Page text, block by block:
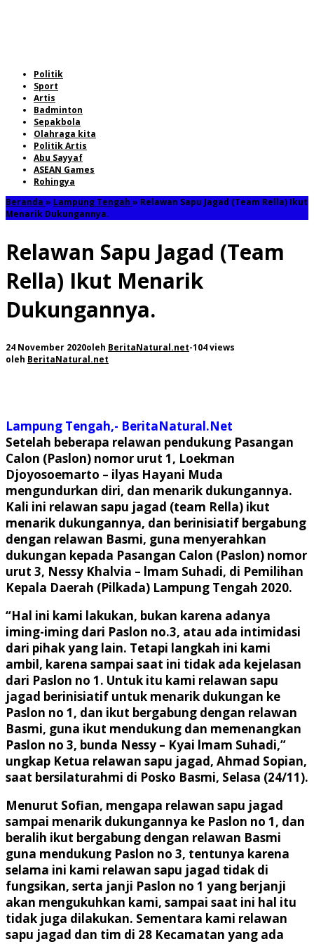
Politik
Sport
Artis
Badminton
Sepakbola
Olahraga kita
Politik Artis
Abu Sayyaf
ASEAN Games
Rohingya
Beranda » Lampung Tengah » Relawan Sapu Jagad (Team Rella) Ikut
Menarik Dukungannya.
Relawan Sapu Jagad (Team
Rella) Ikut Menarik
Dukungannya.
24 November 2020oleh BeritaNatural.net-104 views
oleh BeritaNatural.net
Lampung Tengah,- BeritaNatural.Net
Setelah beberapa relawan pendukung Pasangan
Calon (Paslon) nomor urut 1, Loekman
Djoyosoemarto – ilyas Hayani Muda
mengundurkan diri, dan menarik dukungannya.
Kali ini relawan sapu jagad (team Rella) ikut
menarik dukungannya, dan berinisiatif bergabung
dengan relawan Basmi, guna menyerahkan
dukungan kepada Pasangan Calon (Paslon) nomor
urut 3, Nessy Khalvia – lmam Suhadi, di Pemilihan
Kepala Daerah (Pilkada) Lampung Tengah 2020.
“Hal ini kami lakukan, bukan karena adanya
iming-iming dari Paslon no.3, atau ada intimidasi
dari pihak yang lain. Tetapi langkah ini kami
ambil, karena sampai saat ini tidak ada kejelasan
dari Paslon no 1. Untuk itu kami relawan sapu
jagad berinisiatif untuk menarik dukungan ke
Paslon no 1, dan ikut bergabung dengan relawan
Basmi, guna ikut mendukung dan memenangkan
Paslon no 3, bunda Nessy – Kyai lmam Suhadi,”
ungkap Ketua relawan sapu jagad, Ahmad Sopian,
saat bersilaturahmi di Posko Basmi, Selasa (24/11).
Menurut Sofian, mengapa relawan sapu jagad
sampai menarik dukungannya ke Paslon no 1, dan
beralih ikut bergabung dengan relawan Basmi
guna mendukung Paslon no 3, tentunya karena
selama ini kami relawan sapu jagad tidak di
fungsikan, serta janji Paslon no 1 yang berjanji
akan mengukuhkan kami, sampai saat ini hal itu
tidak juga dilakukan. Sementara kami relawan
sapu jagad dan tim di 28 Kecamatan yang ada